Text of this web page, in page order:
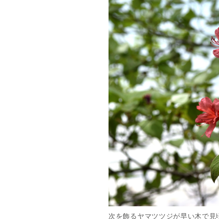
次を飾るヤマツツジが早い木で見